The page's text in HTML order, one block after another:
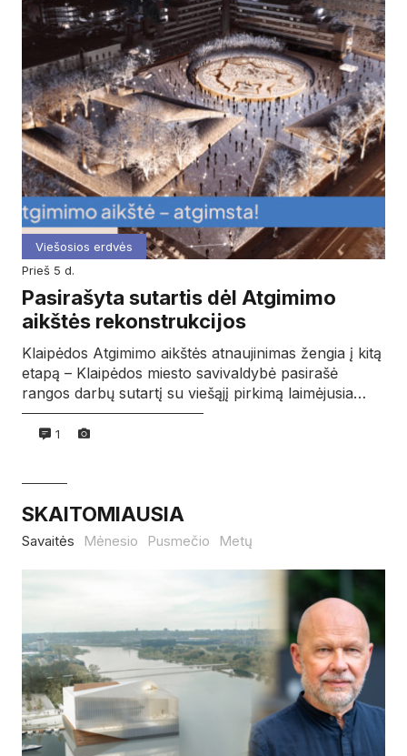
Viešosios erdvės
prieš 5 d.
Pasirašyta sutartis dėl Atgimimo
aikštės rekonstrukcijos
Klaipėdos Atgimimo aikštės atnaujinimas žengia į kitą
etapą – Klaipėdos miesto savivaldybė pasirašė
rangos darbų sutartį su viešąjį pirkimą laimėjusia…
1
SKAITOMIAUSIA
Savaitės Mėnesio Pusmečio Metų